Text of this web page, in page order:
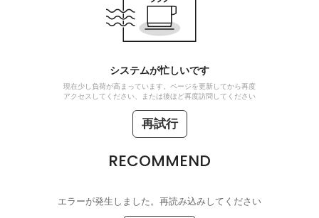
システムが忙しいです
現在少し負荷が高まっています。ページを更新してから再度
アクセスしてください、または後ほど再度訪問してください
再試行
RECOMMEND
エラーが発生しました。再読み込みしてください